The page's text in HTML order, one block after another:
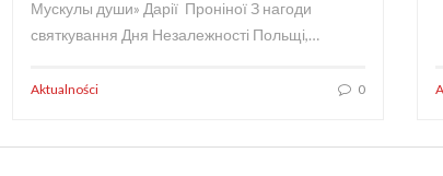
Мускулы души» Дарії Проніної З нагоди
святкування Дня Незалежності Польщі,…
Aktualności 0